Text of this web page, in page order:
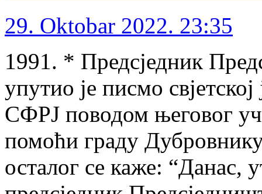
29. Oktobar 2022. 23:35
1991. * Предсједник
упутио је писмо
СФРЈ поводом његовог
помоћи граду
осталог се каже: “Данас,